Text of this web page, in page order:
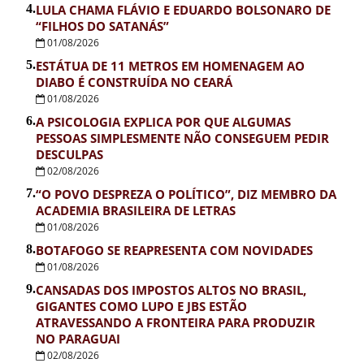
4.LULA CHAMA FLÁVIO E EDUARDO BOLSONARO DE
“FILHOS DO SATANÁS”
01/08/2026
5.ESTÁTUA DE 11 METROS EM HOMENAGEM AO
DIABO É CONSTRUÍDA NO CEARÁ
01/08/2026
6.A PSICOLOGIA EXPLICA POR QUE ALGUMAS
PESSOAS SIMPLESMENTE NÃO CONSEGUEM PEDIR
DESCULPAS
02/08/2026
7.“O POVO DESPREZA O POLÍTICO”, DIZ MEMBRO DA
ACADEMIA BRASILEIRA DE LETRAS
01/08/2026
8.BOTAFOGO SE REAPRESENTA COM NOVIDADES
01/08/2026
9.CANSADAS DOS IMPOSTOS ALTOS NO BRASIL,
GIGANTES COMO LUPO E JBS ESTÃO
ATRAVESSANDO A FRONTEIRA PARA PRODUZIR
NO PARAGUAI
02/08/2026